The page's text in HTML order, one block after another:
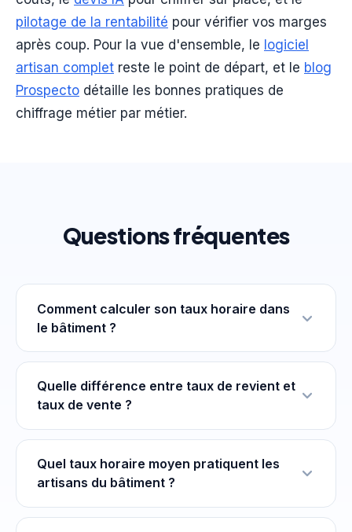
pilotage de la rentabilité pour vérifier vos marges
après coup. Pour la vue d'ensemble, le logiciel
artisan complet reste le point de départ, et le blog
Prospecto détaille les bonnes pratiques de
chiffrage métier par métier.
Questions fréquentes
Comment calculer son taux horaire dans
le bâtiment ?
Quelle différence entre taux de revient et
taux de vente ?
Quel taux horaire moyen pratiquent les
artisans du bâtiment ?